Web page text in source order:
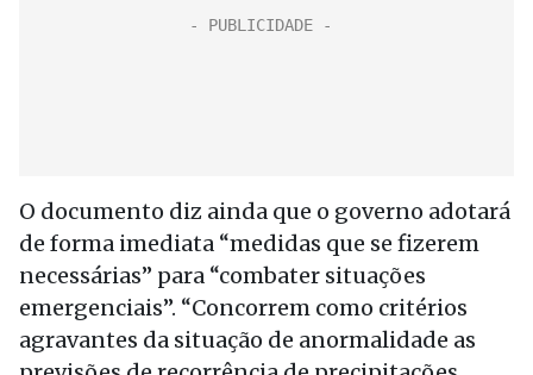
O documento diz ainda que o governo adotará
de forma imediata “medidas que se fizerem
necessárias” para “combater situações
emergenciais”. “Concorrem como critérios
agravantes da situação de anormalidade as